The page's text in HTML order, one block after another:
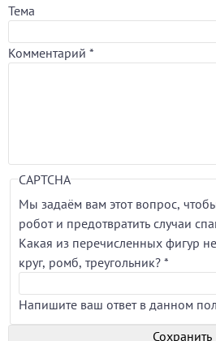
Тема
Комментарий *
CAPTCHA
Мы задаём вам этот вопрос,
робот и предотвратить случаи
Какая из перечисленных фигур
круг, ромб, треугольник? *
Напишите ваш ответ в данном